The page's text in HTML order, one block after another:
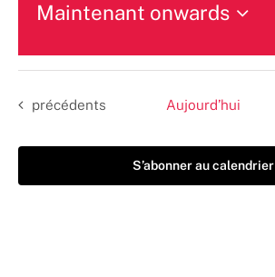
Maintenant onwards
une
date.
Évènements
précédents Aujourd’hui
S’abonner au calendrier